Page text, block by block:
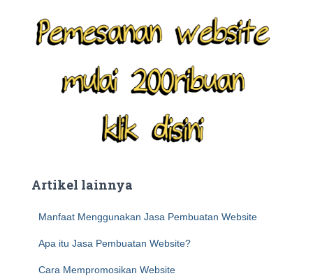
Artikel lainnya
Manfaat Menggunakan Jasa Pembuatan Website
Apa itu Jasa Pembuatan Website?
Cara Mempromosikan Website